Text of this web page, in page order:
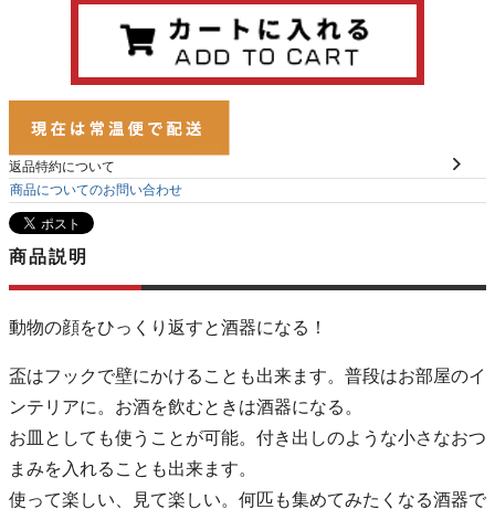
返品特約について
商品についてのお問い合わせ
商品説明
動物の顔をひっくり返すと酒器になる！
盃はフックで壁にかけることも出来ます。普段はお部屋のイ
ンテリアに。お酒を飲むときは酒器になる。
お皿としても使うことが可能。付き出しのような小さなおつ
まみを入れることも出来ます。
使って楽しい、見て楽しい。何匹も集めてみたくなる酒器で